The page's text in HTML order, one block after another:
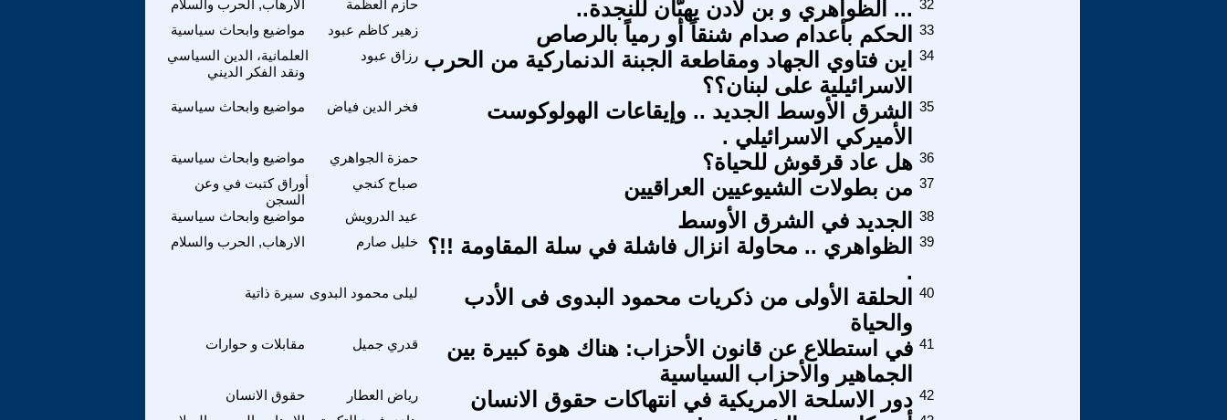
الارهاب, الحرب والسلام حازم العظمة ... الظواهري و بن لادن يهبّان للنجدة.. 32
مواضيع وابحاث سياسية
زهير كاظم عبود الحكم بأعدام صدام شنقاً أو رمياً بالرصاص
33
العلمانية، الدين السياسي
ونقد الفكر الديني
رزاق عبود اين فتاوي الجهاد ومقاطعة الجبنة الدنماركية من الحرب
الاسرائيلية على لبنان؟؟
34
مواضيع وابحاث سياسية فخر الدين فياض
الشرق الأوسط الجديد .. وإيقاعات الهولوكوست
الأميركي الاسرائيلي .
35
مواضيع وابحاث سياسية حمزة الجواهري هل عاد قرقوش للحياة؟ 36
أوراق كتبت في وعن
السجن
صباح كنجي من بطولات الشيوعيين العراقيين 37
مواضيع وابحاث سياسية عيد الدرويش الجديد في الشرق الأوسط
38
الارهاب, الحرب والسلام
خليل صارم
الظواهري .. محاولة انزال فاشلة في سلة المقاومة !!؟
.
39
سيرة ذاتية ليلى محمود البدوى
الحلقة الأولى من ذكريات محمود البدوى فى الأدب
والحياة
40
مقابلات و حوارات قدري جميل
في استطلاع عن قانون الأحزاب: هناك هوة كبيرة بين
الجماهير والأحزاب السياسية
41
حقوق الانسان رياض العطار دور الاسلحة الامريكية في انتهاكات حقوق الانسان 42